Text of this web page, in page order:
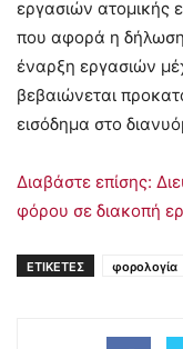
εργασιών ατομικής
που αφορά η δήλωση
έναρξη εργασιών
βεβαιώνεται
εισόδημα στο
Διαβάστε επίσης:
φόρου σε διακοπή
ΕΤΙΚΕΤΕΣ φορολογία